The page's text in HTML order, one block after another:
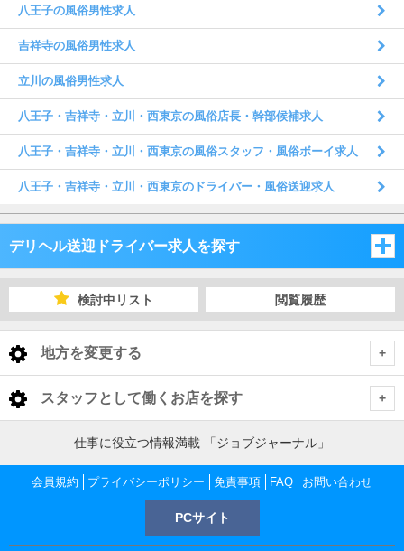
八王子の風俗男性求人
吉祥寺の風俗男性求人
立川の風俗男性求人
八王子・吉祥寺・立川・西東京の風俗店長・幹部候補求人
八王子・吉祥寺・立川・西東京の風俗スタッフ・風俗ボーイ求人
八王子・吉祥寺・立川・西東京のドライバー・風俗送迎求人
デリヘル送迎ドライバー求人を探す
東京都
池袋・巣鴨・大塚 デリヘル送迎ドライバー
池袋 デリヘル送迎ドライバー
新宿・歌舞伎町・大久保・高田馬場
新宿・歌舞伎町・大久保・高田馬場 デリヘル送迎ドライバー
検討中リスト 閲覧履歴
地方を変更する
< 全国トップ
北海道 男性高収入
東北 男性高収入
南関東 男性高収入
甲信越 男性高収入
スタッフとして働くお店を探す
東京都
東京 男性高収入
新宿 男性高収入
神奈川県
仕事に役立つ情報満載 「ジョブジャーナル」
会員規約 プライバシーポリシー 免責事項 FAQ お問い合わせ
PCサイト